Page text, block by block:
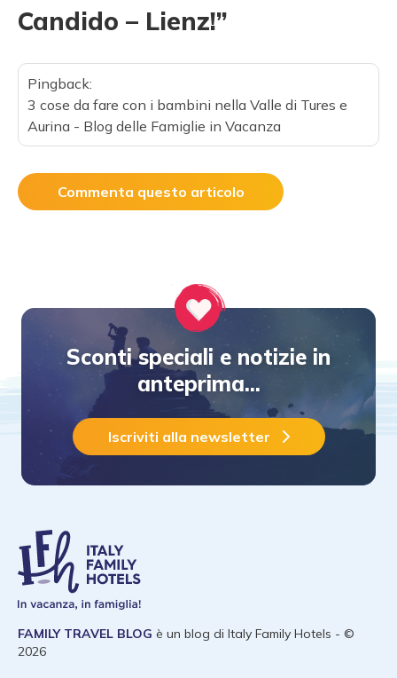
Candido – Lienz!”
Pingback:
3 cose da fare con i bambini nella Valle di Tures e
Aurina - Blog delle Famiglie in Vacanza
Commenta questo articolo
Sconti speciali e notizie in
anteprima...
Iscriviti alla newsletter
FAMILY TRAVEL BLOG è un blog di Italy Family Hotels - ©
2026